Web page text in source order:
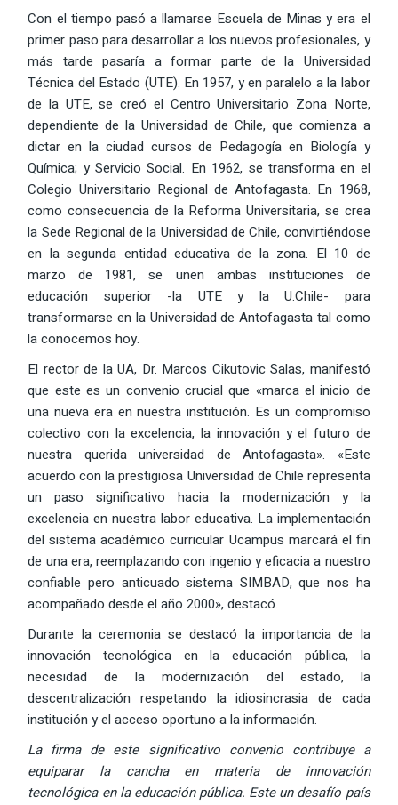
Con el tiempo pasó a llamarse Escuela de Minas y era el
primer paso para desarrollar a los nuevos profesionales, y
más tarde pasaría a formar parte de la Universidad
Técnica del Estado (UTE). En 1957, y en paralelo a la labor
de la UTE, se creó el Centro Universitario Zona Norte,
dependiente de la Universidad de Chile, que comienza a
dictar en la ciudad cursos de Pedagogía en Biología y
Química; y Servicio Social. En 1962, se transforma en el
Colegio Universitario Regional de Antofagasta. En 1968,
como consecuencia de la Reforma Universitaria, se crea
la Sede Regional de la Universidad de Chile, convirtiéndose
en la segunda entidad educativa de la zona. El 10 de
marzo de 1981, se unen ambas instituciones de
educación superior -la UTE y la U.Chile- para
transformarse en la Universidad de Antofagasta tal como
la conocemos hoy.
El rector de la UA, Dr. Marcos Cikutovic Salas, manifestó
que este es un convenio crucial que «marca el inicio de
una nueva era en nuestra institución. Es un compromiso
colectivo con la excelencia, la innovación y el futuro de
nuestra querida universidad de Antofagasta». «Este
acuerdo con la prestigiosa Universidad de Chile representa
un paso significativo hacia la modernización y la
excelencia en nuestra labor educativa. La implementación
del sistema académico curricular Ucampus marcará el fin
de una era, reemplazando con ingenio y eficacia a nuestro
confiable pero anticuado sistema SIMBAD, que nos ha
acompañado desde el año 2000», destacó.
Durante la ceremonia se destacó la importancia de la
innovación tecnológica en la educación pública, la
necesidad de la modernización del estado, la
descentralización respetando la idiosincrasia de cada
institución y el acceso oportuno a la información.
La firma de este significativo convenio contribuye a
equiparar la cancha en materia de innovación
tecnológica en la educación pública. Este un desafío país